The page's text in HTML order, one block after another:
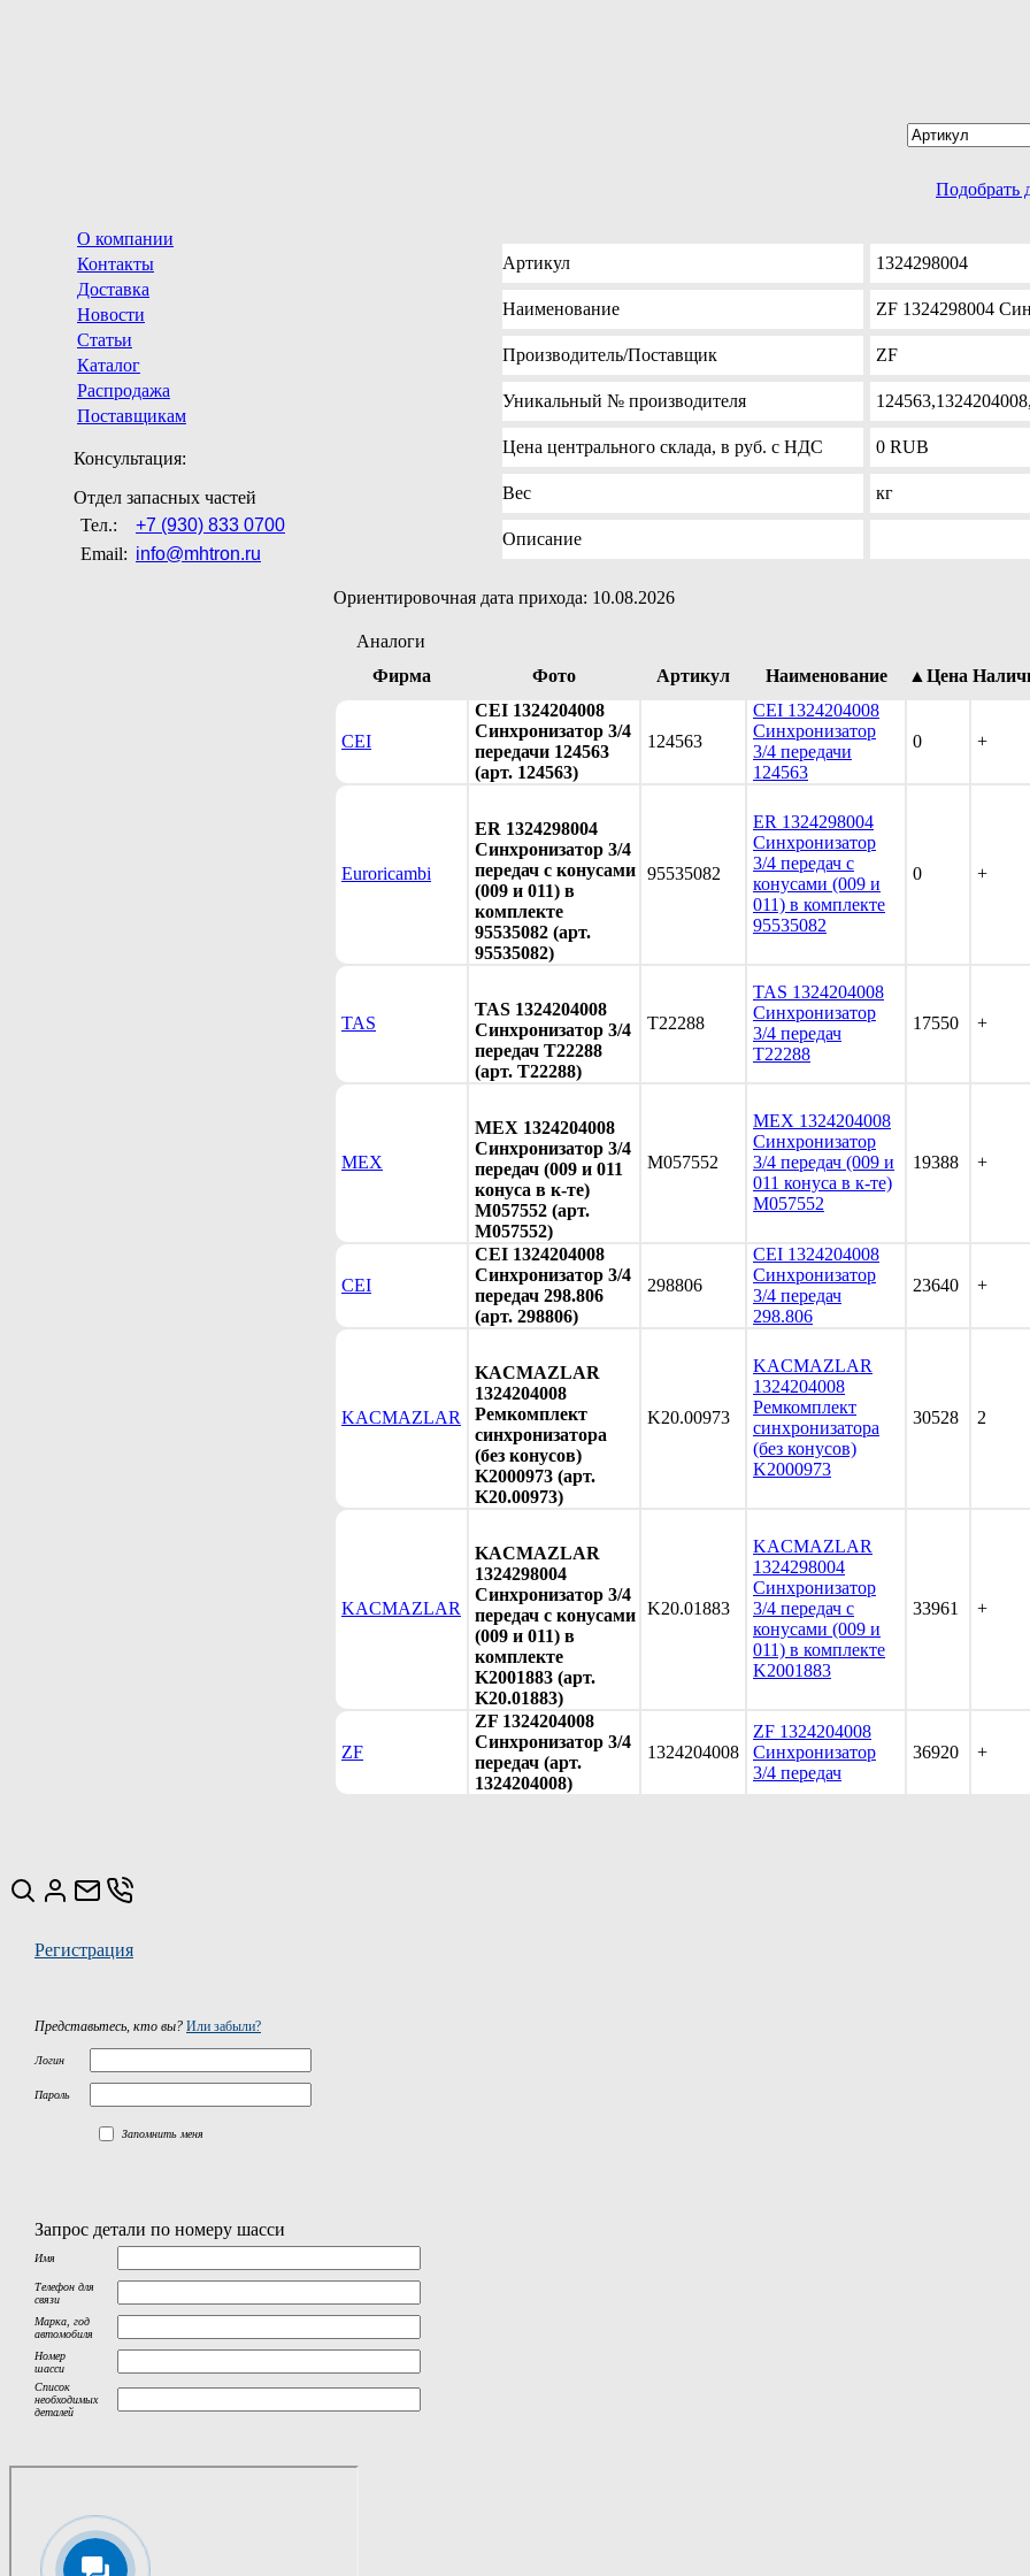
Подобрать
О компании
Контакты
Доставка
Новости
Статьи
Каталог
Распродажа
Поставщикам
Консультация:
Отдел запасных частей
Тел.:
+7 (930) 833 0700
Email: info@mhtron.ru
Артикул 1324298004
Наименование ZF 1324298004
Производитель/Поставщик ZF
Уникальный № производителя
Цена центрального склада, в руб. с НДС 0 RUB
Вес кг
Описание
Ориентировочная дата прихода: 10.08.2026
Аналоги
Фирма
Фото Артикул Наименование ▲Цена
CEI
CEI 1324204008
Синхронизатор 3/4
передачи 124563
(арт. 124563)
124563
CEI 1324204008
Синхронизатор
3/4 передачи
124563
0 +
Euroricambi
ER 1324298004
Синхронизатор 3/4
передач с конусами
(009 и 011) в
комплекте
95535082 (арт.
95535082)
95535082
ER 1324298004
Синхронизатор
3/4 передач с
конусами (009 и
011) в комплекте
95535082
0 +
TAS
TAS 1324204008
Синхронизатор 3/4
передач T22288
(арт. T22288)
T22288
TAS 1324204008
Синхронизатор
3/4 передач
T22288
17550 +
MEX
MEX 1324204008
Синхронизатор 3/4
передач (009 и 011
конуса в к-те)
M057552 (арт.
M057552)
M057552
MEX 1324204008
Синхронизатор
3/4 передач (009 и
011 конуса в к-те)
M057552
19388 +
CEI
CEI 1324204008
Синхронизатор 3/4
передач 298.806
(арт. 298806)
298806
CEI 1324204008
Синхронизатор
3/4 передач
298.806
23640 +
KACMAZLAR
KACMAZLAR
1324204008
Ремкомплект
синхронизатора
(без конусов)
K2000973 (арт.
K20.00973)
K20.00973
KACMAZLAR
1324204008
Ремкомплект
синхронизатора
(без конусов)
K2000973
30528 2
KACMAZLAR
KACMAZLAR
1324298004
Синхронизатор 3/4
передач с конусами
(009 и 011) в
комплекте
K2001883 (арт.
K20.01883)
K20.01883
KACMAZLAR
1324298004
Синхронизатор
3/4 передач с
конусами (009 и
011) в комплекте
K2001883
33961 +
ZF
ZF 1324204008
Синхронизатор 3/4
передач (арт.
1324204008)
1324204008
ZF 1324204008
Синхронизатор
3/4 передач
36920 +
Регистрация
Представьтесь, кто вы? Или забыли?
Логин
Пароль
Запомнить меня
Запрос детали по номеру шасси
Имя
Телефон для
связи
Марка, год
автомобиля
Номер
шасси
Список
необходимых
деталей